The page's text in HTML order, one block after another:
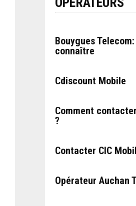
Bouygues
connaître
Cdiscount Mobile
Comment
?
Contacter CIC
Opérateur Auchan